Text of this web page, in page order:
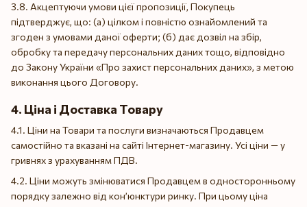
3.8. Акцептуючи умови цієї пропозиції, Покупець
підтверджує, що: (а) цілком і повністю ознайомлений та
згоден з умовами даної оферти; (б) дає дозвіл на збір,
обробку та передачу персональних даних тощо, відповідно
до Закону України «Про захист персональних даних», з метою
виконання цього Договору.
4. Ціна і Доставка Товару
4.1. Ціни на Товари та послуги визначаються Продавцем
самостійно та вказані на сайті Інтернет-магазину. Усі ціни — у
гривнях з урахуванням ПДВ.
4.2. Ціни можуть змінюватися Продавцем в односторонньому
порядку залежно від кон’юнктури ринку. При цьому ціна